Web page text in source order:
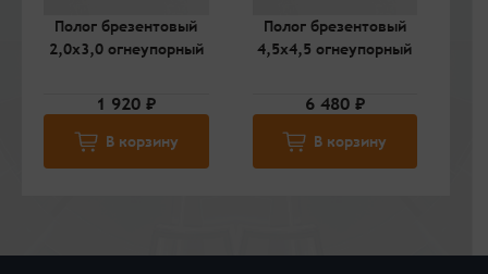
Полог брезентовый
2,0х3,0 огнеупорный
1 920 ₽
В корзину
Полог брезентовый
4,5х4,5 огнеупорный
6 480 ₽
В корзину